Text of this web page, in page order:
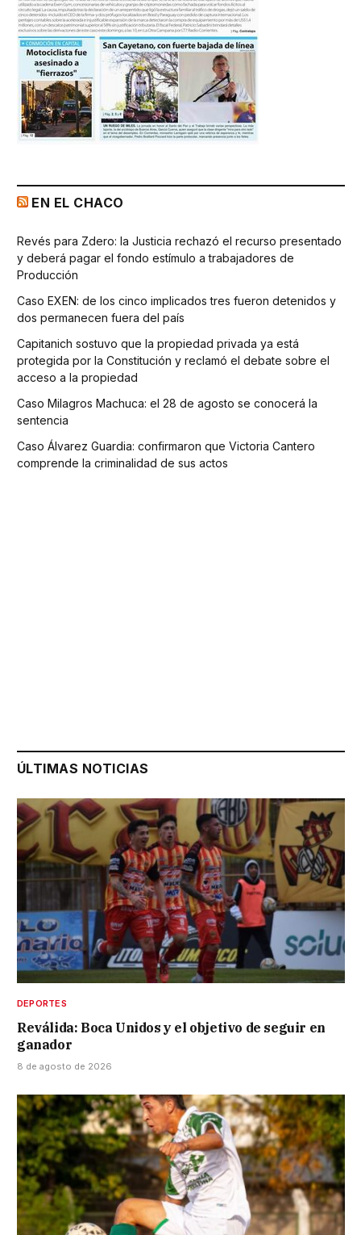
EN EL CHACO
Revés para Zdero: la Justicia rechazó el recurso presentado
y deberá pagar el fondo estímulo a trabajadores de
Producción
Caso EXEN: de los cinco implicados tres fueron detenidos y
dos permanecen fuera del país
Capitanich sostuvo que la propiedad privada ya está
protegida por la Constitución y reclamó el debate sobre el
acceso a la propiedad
Caso Milagros Machuca: el 28 de agosto se conocerá la
sentencia
Caso Álvarez Guardia: confirmaron que Victoria Cantero
comprende la criminalidad de sus actos
ÚLTIMAS NOTICIAS
DEPORTES
Reválida: Boca Unidos y el objetivo de seguir en
ganador
8 de agosto de 2026